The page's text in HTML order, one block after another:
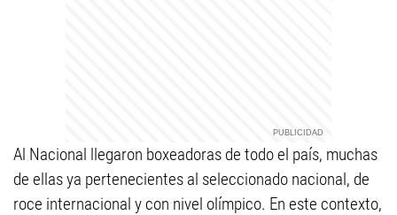
Al Nacional llegaron boxeadoras de todo el país, muchas
de ellas ya pertenecientes al seleccionado nacional, de
roce internacional y con nivel olímpico. En este contexto,